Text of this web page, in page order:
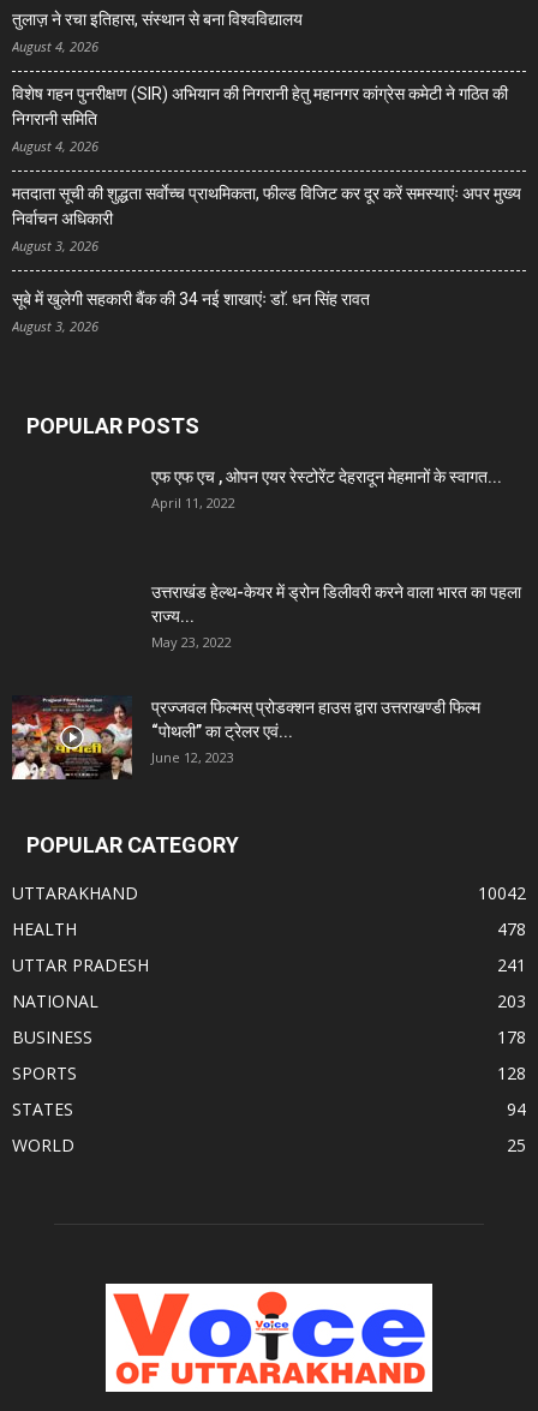
तुलाज़ ने रचा इतिहास, संस्थान से बना विश्वविद्यालय
August 4, 2026
विशेष गहन पुनरीक्षण (SIR) अभियान की निगरानी हेतु महानगर कांग्रेस कमेटी ने गठित की
निगरानी समिति
August 4, 2026
मतदाता सूची की शुद्धता सर्वाेच्च प्राथमिकता, फील्ड विजिट कर दूर करें समस्याएंः अपर मुख्य
निर्वाचन अधिकारी
August 3, 2026
सूबे में खुलेगी सहकारी बैंक की 34 नई शाखाएंः डाॅ. धन सिंह रावत
August 3, 2026
POPULAR POSTS
एफ एफ एच , ओपन एयर रेस्टोरेंट देहरादून मेहमानों के स्वागत...
April 11, 2022
उत्तराखंड हेल्थ-केयर में ड्रोन डिलीवरी करने वाला भारत का पहला
राज्य...
May 23, 2022
प्रज्जवल फिल्मस् प्रोडक्शन हाउस द्वारा उत्तराखण्डी फिल्म
“पोथली” का ट्रेलर एवं...
June 12, 2023
POPULAR CATEGORY
UTTARAKHAND
10042
HEALTH
478
UTTAR PRADESH
241
NATIONAL
203
BUSINESS
178
SPORTS
128
STATES
94
WORLD
25